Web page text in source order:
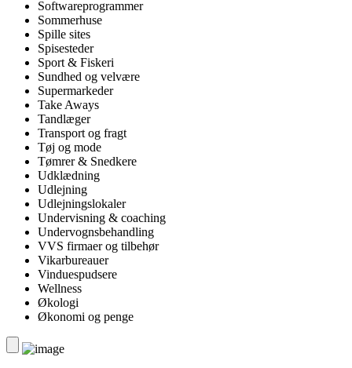
Softwareprogrammer
Sommerhuse
Spille sites
Spisesteder
Sport & Fiskeri
Sundhed og velvære
Supermarkeder
Take Aways
Tandlæger
Transport og fragt
Tøj og mode
Tømrer & Snedkere
Udklædning
Udlejning
Udlejningslokaler
Undervisning & coaching
Undervognsbehandling
VVS firmaer og tilbehør
Vikarbureauer
Vinduespudsere
Wellness
Økologi
Økonomi og penge